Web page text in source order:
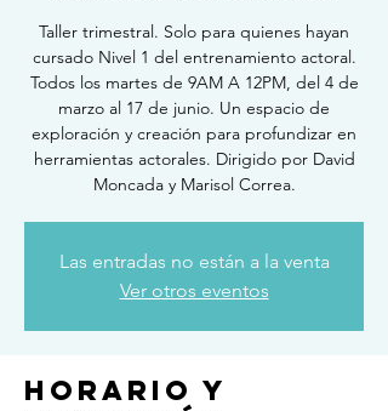
Taller trimestral. Solo para quienes hayan
cursado Nivel 1 del entrenamiento actoral.
Todos los martes de 9AM A 12PM, del 4 de
marzo al 17 de junio. Un espacio de
exploración y creación para profundizar en
herramientas actorales. Dirigido por David
Moncada y Marisol Correa.
Las entradas no están a la venta
Ver otros eventos
Horario y